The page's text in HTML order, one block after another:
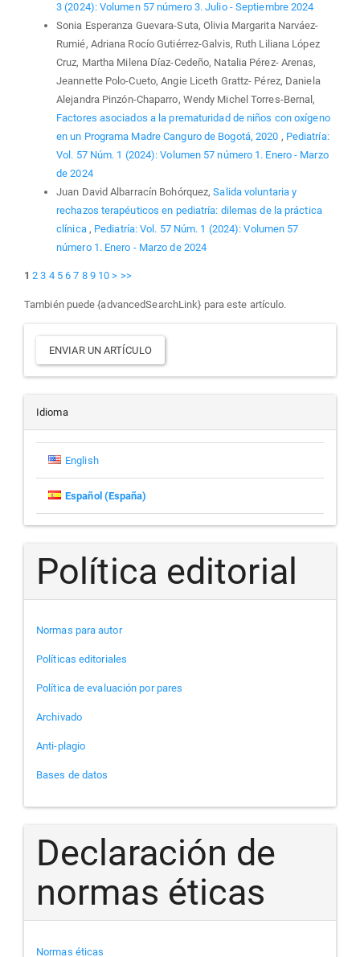
3 (2024): Volumen 57 número 3. Julio - Septiembre 2024
Sonia Esperanza Guevara-Suta, Olivia Margarita Narváez-
Rumié, Adriana Rocío Gutiérrez-Galvis, Ruth Liliana López
Cruz, Martha Milena Díaz-Cedeño, Natalia Pérez- Arenas,
Jeannette Polo-Cueto, Angie Liceth Grattz- Pérez, Daniela
Alejandra Pinzón-Chaparro, Wendy Michel Torres-Bernal,
Factores asociados a la prematuridad de niños con oxígeno
en un Programa Madre Canguro de Bogotá, 2020 , Pediatría:
Vol. 57 Núm. 1 (2024): Volumen 57 número 1. Enero - Marzo
de 2024
Juan David Albarracín Bohórquez,Salida voluntaria y
rechazos terapéuticos en pediatría: dilemas de la práctica
clínica , Pediatría: Vol. 57 Núm. 1 (2024): Volumen 57
número 1. Enero - Marzo de 2024
1 2 3 4 5 6 7 8 9 10 > >>
También puede {advancedSearchLink} para este artículo.
Enviar
un
artículo
ENVIAR UN ARTÍCULO
Idioma
English
Español (España)
Política editorial
Normas para autor
Políticas editoriales
Política de evaluación por pares
Archivado
Anti-plagio
Bases de datos
Declaración de
normas éticas
Normas éticas